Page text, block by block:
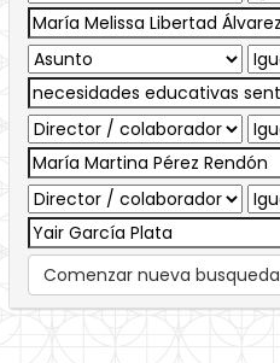
Comenzar nueva busqueda